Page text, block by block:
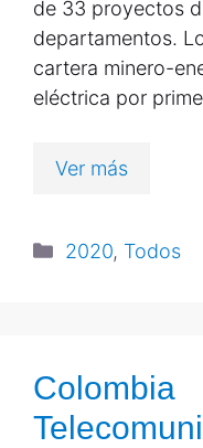
de 33 proyectos
departamentos.
cartera minero-
eléctrica por
Ver más
2020, Todos
Colombia